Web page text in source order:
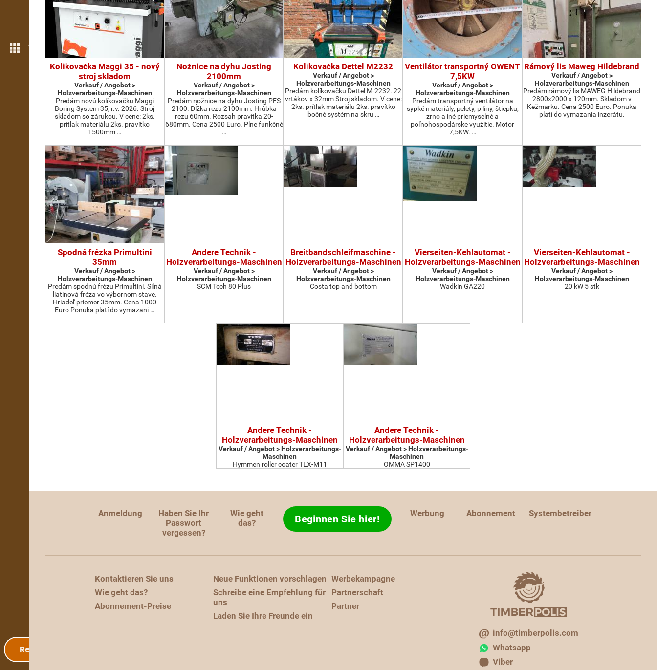
Weitere Funktionen
Registrierung
Kolikovačka Maggi 35 - nový
stroj skladom
Verkauf / Angebot >
Holzverarbeitungs-Maschinen
Predám novú kolíkovačku Maggi
Boring System 35, r.v. 2026. Stroj
skladom so zárukou. V cene: 2ks.
prítlak materiálu 2ks. pravítko
1500mm …
Nožnice na dyhu Josting
2100mm
Verkauf / Angebot >
Holzverarbeitungs-Maschinen
Predám nožnice na dyhu Josting PFS
2100. Dĺžka rezu 2100mm. Hrúbka
rezu 60mm. Rozsah pravítka 20-
680mm. Cena 2500 Euro. Plne funkčné
…
Kolikovačka Dettel M2232
Verkauf / Angebot >
Holzverarbeitungs-Maschinen
Predám kolíkovačku Dettel M-2232. 22
vrtákov x 32mm Stroj skladom. V cene:
2ks. prítlak materiálu 2ks. pravítko
bočné systém na skru …
Ventilátor transportný OWENT
7,5KW
Verkauf / Angebot >
Holzverarbeitungs-Maschinen
Predám transportný ventilátor na
sypké materiály, pelety, piliny, štiepku,
zrno a iné priemyselné a
poľnohospodárske využitie. Motor
7,5KW. …
Rámový lis Maweg Hildebrand
Verkauf / Angebot >
Holzverarbeitungs-Maschinen
Predám rámový lis MAWEG Hildebrand
2800x2000 x 120mm. Skladom v
Kežmarku. Cena 2500 Euro. Ponuka
platí do vymazania inzerátu.
Spodná frézka Primultini
35mm
Verkauf / Angebot >
Holzverarbeitungs-Maschinen
Predám spodnú frézu Primultini. Silná
liatinová fréza vo výbornom stave.
Hriadeľ priemer 35mm. Cena 1000
Euro Ponuka platí do vymazani …
Andere Technik -
Holzverarbeitungs-Maschinen
Verkauf / Angebot >
Holzverarbeitungs-Maschinen
SCM Tech 80 Plus
Breitbandschleifmaschine -
Holzverarbeitungs-Maschinen
Verkauf / Angebot >
Holzverarbeitungs-Maschinen
Costa top and bottom
Vierseiten-Kehlautomat -
Holzverarbeitungs-Maschinen
Verkauf / Angebot >
Holzverarbeitungs-Maschinen
Wadkin GA220
Vierseiten-Kehlautomat -
Holzverarbeitungs-Maschinen
Verkauf / Angebot >
Holzverarbeitungs-Maschinen
20 kW 5 stk
Andere Technik -
Holzverarbeitungs-Maschinen
Verkauf / Angebot > Holzverarbeitungs-
Maschinen
Hymmen roller coater TLX-M11
Andere Technik -
Holzverarbeitungs-Maschinen
Verkauf / Angebot > Holzverarbeitungs-
Maschinen
OMMA SP1400
Anmeldung
Haben Sie Ihr
Passwort
vergessen?
Wie geht
das?
Beginnen Sie hier! Werbung Abonnement Systembetreiber
Kontaktieren Sie uns
Wie geht das?
Abonnement-Preise
Neue Funktionen vorschlagen
Schreibe eine Empfehlung für
uns
Laden Sie Ihre Freunde ein
Werbekampagne
Partnerschaft
Partner
info@timberpolis.com
Whatsapp
Viber